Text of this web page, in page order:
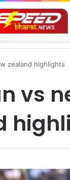
zealand highlights
vs